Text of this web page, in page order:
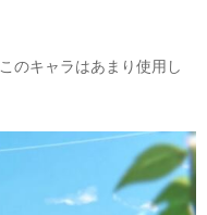
このキャラはあまり使用し